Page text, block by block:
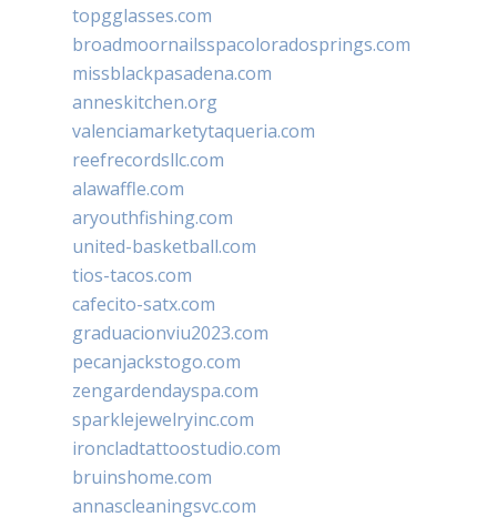
topgglasses.com
broadmoornailsspacoloradosprings.com
missblackpasadena.com
anneskitchen.org
valenciamarketytaqueria.com
reefrecordsllc.com
alawaffle.com
aryouthfishing.com
united-basketball.com
tios-tacos.com
cafecito-satx.com
graduacionviu2023.com
pecanjackstogo.com
zengardendayspa.com
sparklejewelryinc.com
ironcladtattoostudio.com
bruinshome.com
annascleaningsvc.com